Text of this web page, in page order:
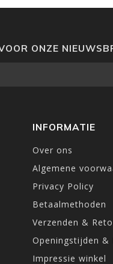
ONZE
INFORMATIE
Over ons
Algemene
Privacy Policy
Betaalmethoden
Verzenden &
Openingstijden &
Impressie winkel